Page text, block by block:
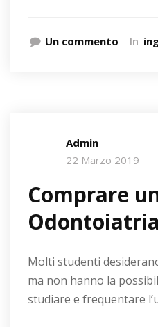
Un commento In
Admin
22 Marzo 2019
Comprare
Odontoiatria
Molti studenti
ma non hanno la
studiare e frequentare